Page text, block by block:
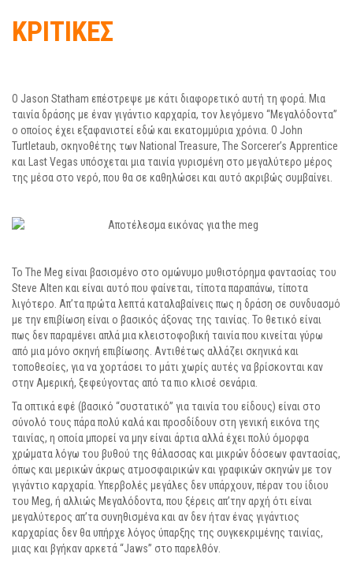
ΚΡΙΤΙΚΕΣ
Ο Jason Statham επέστρεψε με κάτι διαφορετικό αυτή τη φορά. Μια
ταινία δράσης με έναν γιγάντιο καρχαρία, τον λεγόμενο “Μεγαλόδοντα”
ο οποίος έχει εξαφανιστεί εδώ και εκατομμύρια χρόνια. Ο John
Turtletaub, σκηνοθέτης των National Treasure, The Sorcerer’s Apprentice
και Last Vegas υπόσχεται μια ταινία γυρισμένη στο μεγαλύτερο μέρος
της μέσα στο νερό, που θα σε καθηλώσει και αυτό ακριβώς συμβαίνει.
Το The Meg είναι βασισμένο στο ομώνυμο μυθιστόρημα φαντασίας του
Steve Alten και είναι αυτό που φαίνεται, τίποτα παραπάνω, τίποτα
λιγότερο. Απ’τα πρώτα λεπτά καταλαβαίνεις πως η δράση σε συνδυασμό
με την επιβίωση είναι ο βασικός άξονας της ταινίας. Το θετικό είναι
πως δεν παραμένει απλά μια κλειστοφοβική ταινία που κινείται γύρω
από μια μόνο σκηνή επιβίωσης. Αντιθέτως αλλάζει σκηνικά και
τοποθεσίες, για να χορτάσει το μάτι χωρίς αυτές να βρίσκονται καν
στην Αμερική, ξεφεύγοντας από τα πιο κλισέ σενάρια.
Τα οπτικά εφέ (βασικό “συστατικό” για ταινία του είδους) είναι στο
σύνολό τους πάρα πολύ καλά και προσδίδουν στη γενική εικόνα της
ταινίας, η οποία μπορεί να μην είναι άρτια αλλά έχει πολύ όμορφα
χρώματα λόγω του βυθού της θάλασσας και μικρών δόσεων φαντασίας,
όπως και μερικών άκρως ατμοσφαιρικών και γραφικών σκηνών με τον
γιγάντιο καρχαρία. Υπερβολές μεγάλες δεν υπάρχουν, πέραν του ίδιου
του Meg, ή αλλιώς Μεγαλόδοντα, που ξέρεις απ’την αρχή ότι είναι
μεγαλύτερος απ’τα συνηθισμένα και αν δεν ήταν ένας γιγάντιος
καρχαρίας δεν θα υπήρχε λόγος ύπαρξης της συγκεκριμένης ταινίας,
μιας και βγήκαν αρκετά “Jaws” στο παρελθόν.